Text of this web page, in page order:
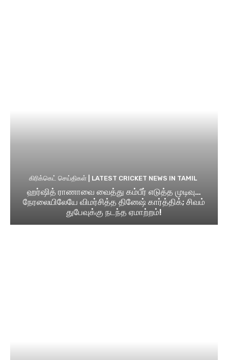
கிரிக்கெட் செய்திகள் | LATEST CRICKET NEWS IN TAMIL
ஹர்ஷித் ராணாவை வைத்து கம்பீர் எடுத்த முடிவு…
நேரலையிலேயே விமர்சித்த தினேஷ் கார்த்திக்; சிவம்
துபேவுக்கு நடந்த ஏமாற்றம்!